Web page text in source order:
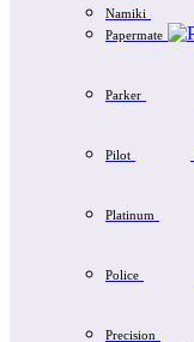
Namiki
Papermate
Parker
Pilot
Platinum
Police
Precision